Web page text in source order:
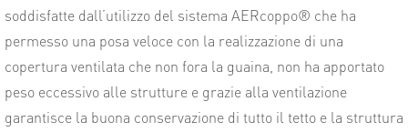
soddisfatte dall’utilizzo del sistema AERcoppo® che ha
permesso una posa veloce con la realizzazione di una
copertura ventilata che non fora la guaina, non ha apportato
peso eccessivo alle strutture e grazie alla ventilazione
garantisce la buona conservazione di tutto il tetto e la struttura